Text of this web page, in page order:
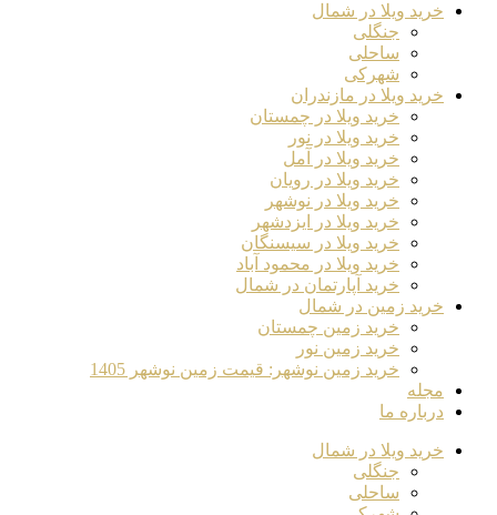
خرید ویلا در شمال
جنگلی
ساحلی
شهرکی
خرید ویلا در مازندران
خرید ویلا در چمستان
خرید ویلا در نور
خرید ویلا در آمل
خرید ویلا در رویان
خرید ویلا در نوشهر
خرید ویلا در ایزدشهر
خرید ویلا در سیسنگان
خرید ویلا در محمود آباد
خرید آپارتمان در شمال
خرید زمین در شمال
خرید زمین چمستان
خرید زمین نور
خرید زمین نوشهر: قیمت زمین نوشهر 1405
مجله
درباره ما
خرید ویلا در شمال
جنگلی
ساحلی